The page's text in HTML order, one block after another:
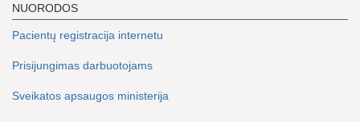
NUORODOS
Pacientų registracija internetu
Prisijungimas darbuotojams
Sveikatos apsaugos ministerija